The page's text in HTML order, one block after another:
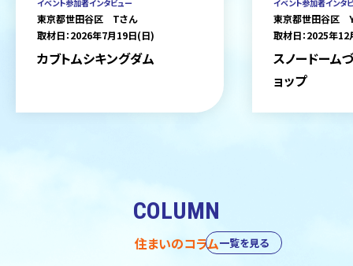
イベント参加者インタビュー
東京都世田谷区 Tさん
取材日：2026年7月19日(日)
カブトムシキングダム
イベント参加者インタ
東京都世田谷区
取材日：2025年
スノードーム
ョップ
COLUMN
住まいのコラム一覧を見る